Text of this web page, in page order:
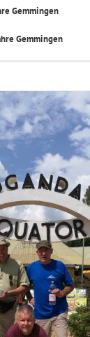
Gemmingen
Gemmingen